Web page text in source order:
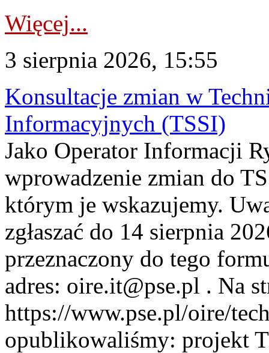
Więcej...
3 sierpnia 2026, 15:55
Konsultacje zmian w
Informacyjnych (TSSI)
Jako Operator Informacji
wprowadzenie zmian do
którym je wskazujemy.
zgłaszać do 14 sierpnia
przeznaczony do tego
adres: oire.it@pse.pl . Na
https://www.pse.pl/oire/
opublikowaliśmy: projekt